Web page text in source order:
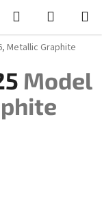
Hledat
KOŠÍK
Metallic Graphite
Model